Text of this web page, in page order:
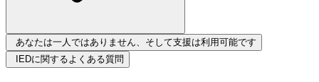
あなたは一人ではありません、そして支援は利用可能です
IEDに関するよくある質問